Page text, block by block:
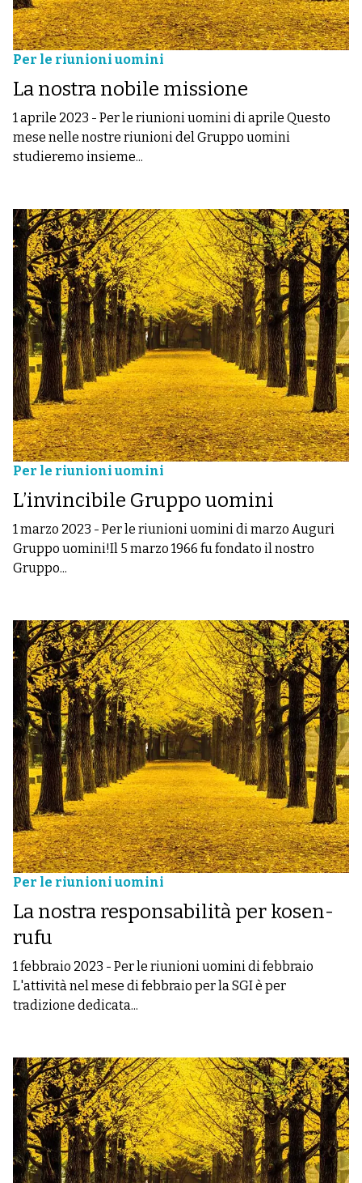
Per le riunioni uomini
La nostra nobile missione
1 aprile 2023 - Per le riunioni uomini di aprile Questo
mese nelle nostre riunioni del Gruppo uomini
studieremo insieme...
Per le riunioni uomini
L’invincibile Gruppo uomini
1 marzo 2023 - Per le riunioni uomini di marzo Auguri
Gruppo uomini!Il 5 marzo 1966 fu fondato il nostro
Gruppo...
Per le riunioni uomini
La nostra responsabilità per kosen-
rufu
1 febbraio 2023 - Per le riunioni uomini di febbraio
L'attività nel mese di febbraio per la SGI è per
tradizione dedicata...